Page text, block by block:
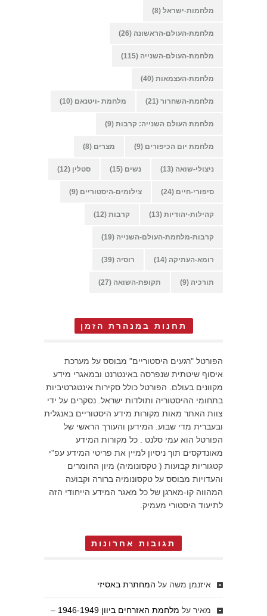
מלחמות-ישראל (8)
מלחמת-העולם-הראשונה (26)
מלחמת-העולם-השנייה (115)
מלחמת-העצמאות (40)
מלחמת-השחרור (21) מלחמת -ויטנאם (10)
מלחמת העולם השנייה: קרבות (9)
מלחמת יום הכיפורים (9) מצרים (8)
ניצולי-שואה (13) נשים (15) סטלין (12)
סיפורי-חיים (24) צילומים-היסטוריים (9)
קהילות-יהודיות (13) קרבות (12)
קרבות-מלחמת-העולם-השנייה (19)
רומא-העתיקה (14) רוסיה (39)
תורכיה (9) תקופת-השואה (27)
תחנות במנהרת הזמן
הפורטל "רגעים היסטוריים" מבוסס על מערכת
איסוף שיטתית שנפרסה באינטרנט ובמאגרי מידע
מקוונים בעולם. הפורטל כולל סקירות אינטגרטיביות
בתחומי ההיסטוריה ותולדות ישראל. נסקרים על ידי
צוות האתר מאות מקורות מידע היסטוריים באנגלית
ובעברית מדי שבוע. המידען והעורך הראשי של
הפורטל הוא עמי סלנט . כל מקורות המידע
מאונדקסים תוך ניסיון למיין את פריטי המידע עפ"י
קטגוריות קבועות ( טקסונומיה) מיון החומרים
והעדויות מבוסס על טקסונומיה ברורה וקבועה
המהווה קו-מארגן של כל מאגר המידע הייחודי הזה
לתיעוד היסטורי מעמיק.
תגובות אחרונות
איזנמן משה על המחתרת באסיזי
מאיר על
מלחמת האזרחים ביוון 1946-1949 –